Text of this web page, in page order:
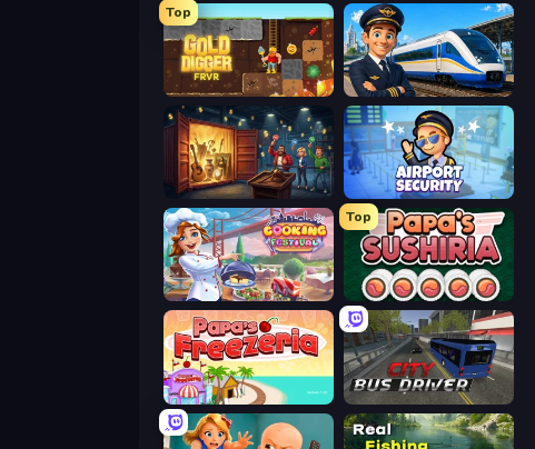
Top
Gold Digger FRVR Idle Train Empire Tycoon
Container Auction Airport Security
Cooking Festival
Top
Papa's Sushiria
Papa's Freezeria City Bus Driver